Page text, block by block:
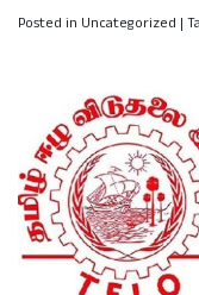
Posted in Uncategorized |